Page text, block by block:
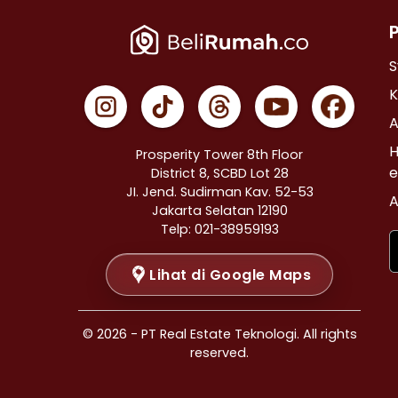
Properti Dijual di Johar Baru >
Properti Dijual di Menteng >
Properti Dijual di Tanah Abang >
Properti Dijual di Kramat >
Properti Dijual di Bendungan Hilir >
Properti Dijual di Jakarta Selatan >
Properti Dijual di Cilandak >
Properti Dijual di Gandaria Selatan >
Properti Dijual di Cipete Selatan >
Properti Dijual di Lenteng Agung >
Properti Dijual di Pondok Pinang >
Properti Dijual di Kebayoran Baru >
Properti Dijual di Mampang Prapatan >
Prosperity Tower 8th Floor
District 8, SCBD Lot 28
JI. Jend. Sudirman Kav. 52-53
Jakarta Selatan 12190
Telp: 021-38959193
Lihat di Google Maps
© 2026 - PT Real Estate Teknologi. All rights
reserved.